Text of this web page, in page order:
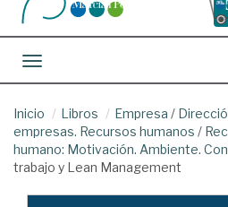
Toggle navigation
Inicio Libros Empresa /
empresas. Recursos humanos /
humano: Motivación. Ambiente.
trabajo y Lean Management